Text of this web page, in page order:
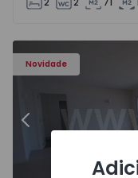
Novidade
Apartamento T3
Anterior